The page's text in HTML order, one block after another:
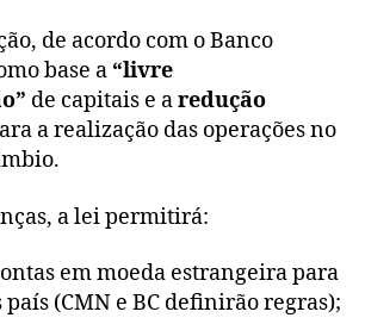
de acordo com o Banco
base a “livre
de capitais e aredução
a realização das operações no
a lei permitirá:
em moeda estrangeira para
país (CMN e BC definirão regras);